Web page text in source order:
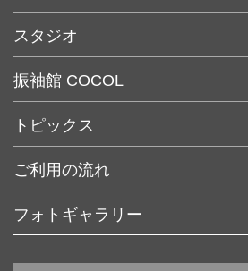
入学卒業
七五三
成人式
ウェディング
記念・バースデー
自分史写真「わたし」
スタジオ
振袖館 COCOL
COCOL 浦和店
COCOL 南越谷駅前ラクーン店
COCOL 川口駅前店
COCOL ウェスタ川越店
トピックス
ご利用の流れ
フォトギャラリー